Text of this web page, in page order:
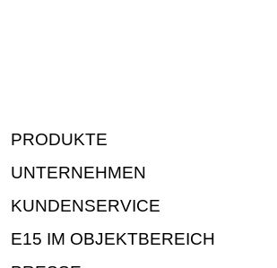
PRODUKTE
UNTERNEHMEN
KUNDENSERVICE
E15 IM OBJEKTBEREICH